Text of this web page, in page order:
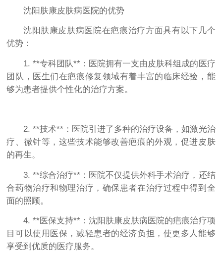
沈阳肤康皮肤病医院的优势
沈阳肤康皮肤病医院在疤痕治疗方面具有以下几个
优势：
1. **专科团队**：医院拥有一支由皮肤科组成的医疗
团队，医生们在疤痕修复领域有着丰富的临床经验，能
够为患者提供个性化的治疗方案。
2. **技术**：医院引进了多种的治疗设备，如激光治
疗、微针等，这些技术能够改善疤痕的外观，促进皮肤
的再生。
3. **综合治疗**：医院不仅提供外科手术治疗，还结
合药物治疗和物理治疗，确保患者在治疗过程中得到全
面的照顾。
4. **医保支持**：沈阳肤康皮肤病医院的疤痕治疗项
目可以使用医保，减轻患者的经济负担，使更多人能够
享受到优质的医疗服务。